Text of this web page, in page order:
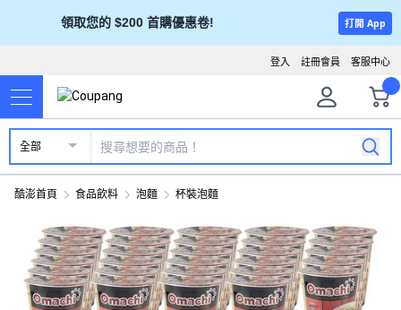
領取您的 $200 首購優惠卷! 打開 App
客服中心
註冊會員
登入
全部
酷澎首頁 食品飲料 泡麵 杯裝泡麵